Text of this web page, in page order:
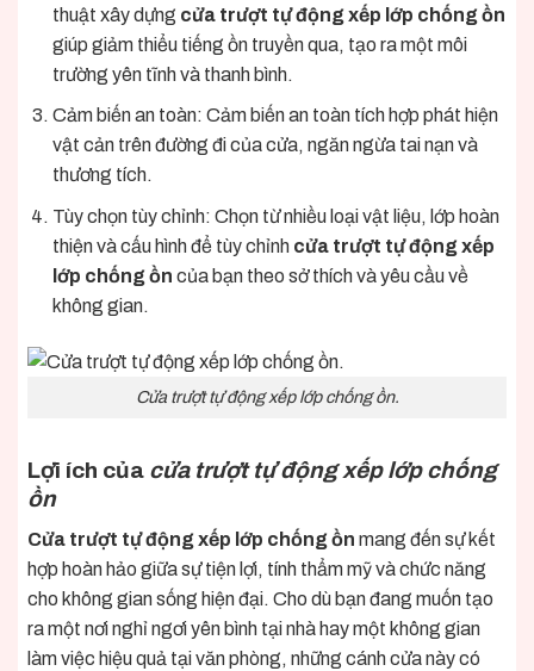
thuật xây dựng cửa trượt tự động xếp lớp chống ồn
giúp giảm thiểu tiếng ồn truyền qua, tạo ra một môi
trường yên tĩnh và thanh bình.
Cảm biến an toàn: Cảm biến an toàn tích hợp phát hiện
vật cản trên đường đi của cửa, ngăn ngừa tai nạn và
thương tích.
Tùy chọn tùy chỉnh: Chọn từ nhiều loại vật liệu, lớp hoàn
thiện và cấu hình để tùy chỉnh cửa trượt tự động xếp
lớp chống ồn của bạn theo sở thích và yêu cầu về
không gian.
Cửa trượt tự động xếp lớp chống ồn.
Lợi ích của cửa trượt tự động xếp lớp chống
ồn
Cửa trượt tự động xếp lớp chống ồn mang đến sự kết
hợp hoàn hảo giữa sự tiện lợi, tính thẩm mỹ và chức năng
cho không gian sống hiện đại. Cho dù bạn đang muốn tạo
ra một nơi nghỉ ngơi yên bình tại nhà hay một không gian
làm việc hiệu quả tại văn phòng, những cánh cửa này có